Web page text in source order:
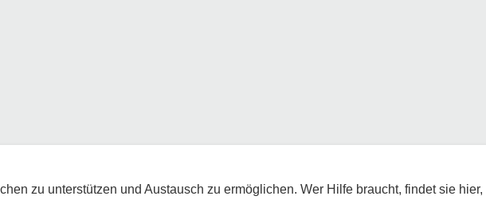
zu unterstützen und Austausch zu ermöglichen. Wer Hilfe braucht, findet sie